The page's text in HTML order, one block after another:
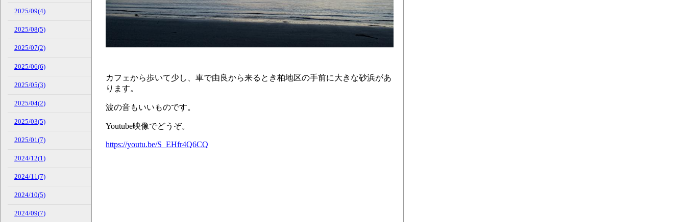
2025/09(4)
2025/08(5)
2025/07(2)
2025/06(6)
2025/05(3)
2025/04(2)
2025/03(5)
2025/01(7)
2024/12(1)
2024/11(7)
2024/10(5)
2024/09(7)
カフェから歩いて少し、車で由良から来るとき柏地区の手前に大きな砂浜があ
ります。
波の音もいいものです。
Youtube映像でどうぞ。
https://youtu.be/S_EHfr4Q6CQ